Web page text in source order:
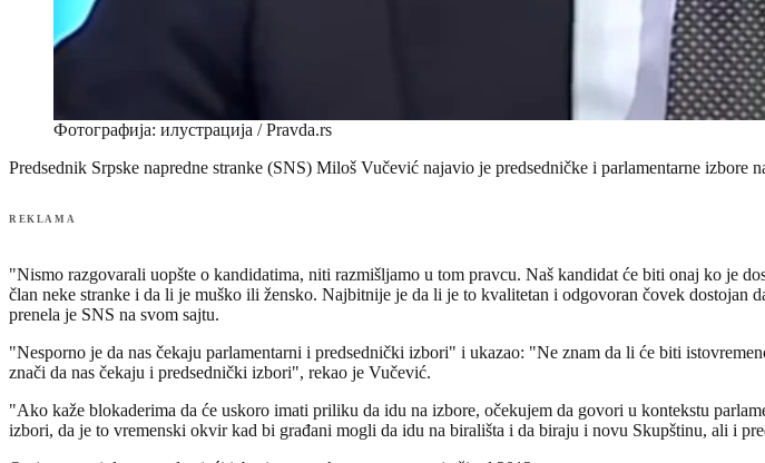
Фотографија: илустрација / Pravda.rs
Predsednik Srpske napredne stranke (SNS) Miloš Vučević najavio je predsedničke i parlamentarne
REKLAMA
"Nismo razgovarali uopšte o kandidatima, niti razmišljamo u tom pravcu. Naš kandidat će biti onaj ko je
član neke stranke i da li je muško ili žensko. Najbitnije je da li je to kvalitetan i odgovoran čovek
prenela je SNS na svom sajtu.
"Nesporno je da nas čekaju parlamentarni i predsednički izbori" i ukazao: "Ne znam da li će biti
znači da nas čekaju i predsednički izbori", rekao je Vučević.
"Ako kaže blokaderima da će uskoro imati priliku da idu na izbore, očekujem da govori u kontekstu
izbori, da je to vremenski okvir kad bi građani mogli da idu na birališta i da biraju i novu Skupštinu, ali i